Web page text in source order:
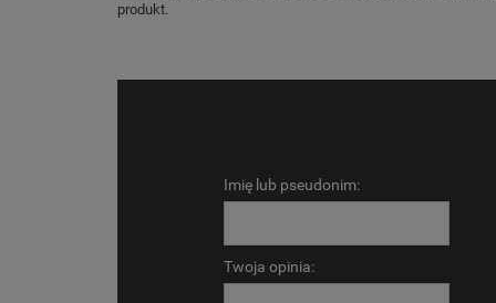
produkt.
Imię lub pseudonim:
Twoja opinia: